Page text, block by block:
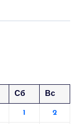
Сб Вс
1 2